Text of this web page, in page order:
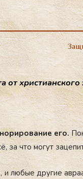
хрис­ти­ан­ско­го
его.
за что мо­гут
и лю­бые дру­гие